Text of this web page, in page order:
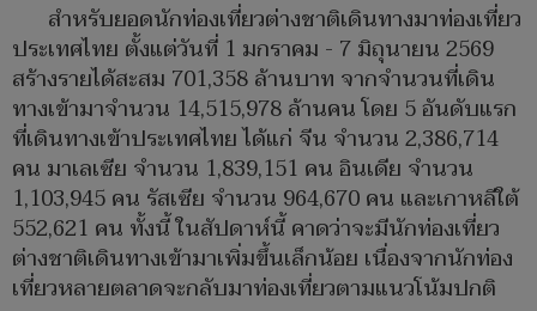
สำหรับยอดนักท่องเที่ยวต่างชาติเดินทางมาท่องเที่ยว
ประเทศไทย ตั้งแต่วันที่ 1 มกราคม - 7 มิถุนายน 2569
สร้างรายได้สะสม 701,358 ล้านบาท จากจำนวนที่เดิน
ทางเข้ามาจำนวน 14,515,978 ล้านคน โดย 5 อันดับแรก
ที่เดินทางเข้าประเทศไทย ได้แก่ จีน จำนวน 2,386,714
คน มาเลเซีย จำนวน 1,839,151 คน อินเดีย จำนวน
1,103,945 คน รัสเซีย จำนวน 964,670 คน และเกาหลีใต้
552,621 คน ทั้งนี้ ในสัปดาห์นี้ คาดว่าจะมีนักท่องเที่ยว
ต่างชาติเดินทางเข้ามาเพิ่มขึ้นเล็กน้อย เนื่องจากนักท่อง
เที่ยวหลายตลาดจะกลับมาท่องเที่ยวตามแนวโน้มปกติ